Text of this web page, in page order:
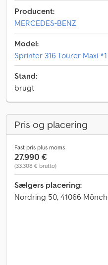
Producent:
MERCEDES-BENZ
Model:
Sprinter 316 Tourer Maxi
Stand:
brugt
Pris og placering
Fast pris plus moms
27.990 €
(33.308 € brutto)
Sælgers placering:
Nordring 50, 41066